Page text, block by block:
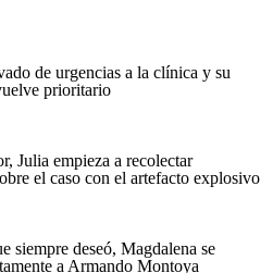
de urgencias a la clínica y su
prioritario
Julia empieza a recolectar
el caso con el artefacto explosivo
siempre deseó, Magdalena se
a Armando Montoya